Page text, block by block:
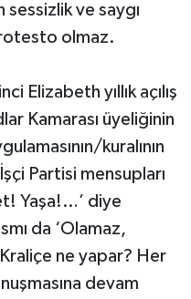
sessizlik ve saygı
olmaz.
Elizabeth yıllık açılış
Kamarası üyeliğinin
kuralının
Partisi mensupları
Yaşa!…’ diye
da ‘Olamaz,
ne yapar? Her
devam